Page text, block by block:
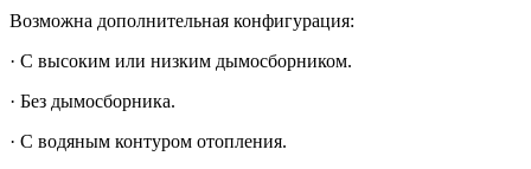
Возможна дополнительная конфигурация:
· С высоким или низким дымосборником.
· Без дымосборника.
· С водяным контуром отопления.